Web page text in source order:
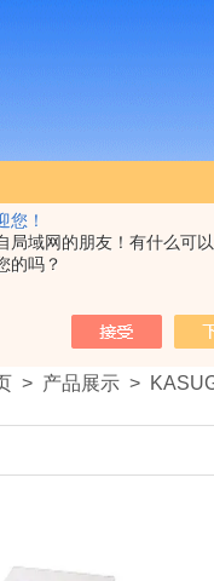
您！
局域网的朋友！有什么可
的吗？
> 产品展示 >